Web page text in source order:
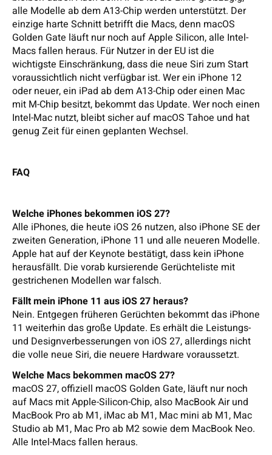
alle Modelle ab dem A13-Chip werden unterstützt. Der
einzige harte Schnitt betrifft die Macs, denn macOS
Golden Gate läuft nur noch auf Apple Silicon, alle Intel-
Macs fallen heraus. Für Nutzer in der EU ist die
wichtigste Einschränkung, dass die neue Siri zum Start
voraussichtlich nicht verfügbar ist. Wer ein iPhone 12
oder neuer, ein iPad ab dem A13-Chip oder einen Mac
mit M-Chip besitzt, bekommt das Update. Wer noch einen
Intel-Mac nutzt, bleibt sicher auf macOS Tahoe und hat
genug Zeit für einen geplanten Wechsel.
FAQ
Welche iPhones bekommen iOS 27?
Alle iPhones, die heute iOS 26 nutzen, also iPhone SE der
zweiten Generation, iPhone 11 und alle neueren Modelle.
Apple hat auf der Keynote bestätigt, dass kein iPhone
herausfällt. Die vorab kursierende Gerüchteliste mit
gestrichenen Modellen war falsch.
Fällt mein iPhone 11 aus iOS 27 heraus?
Nein. Entgegen früheren Gerüchten bekommt das iPhone
11 weiterhin das große Update. Es erhält die Leistungs-
und Designverbesserungen von iOS 27, allerdings nicht
die volle neue Siri, die neuere Hardware voraussetzt.
Welche Macs bekommen macOS 27?
macOS 27, offiziell macOS Golden Gate, läuft nur noch
auf Macs mit Apple-Silicon-Chip, also MacBook Air und
MacBook Pro ab M1, iMac ab M1, Mac mini ab M1, Mac
Studio ab M1, Mac Pro ab M2 sowie dem MacBook Neo.
Alle Intel-Macs fallen heraus.